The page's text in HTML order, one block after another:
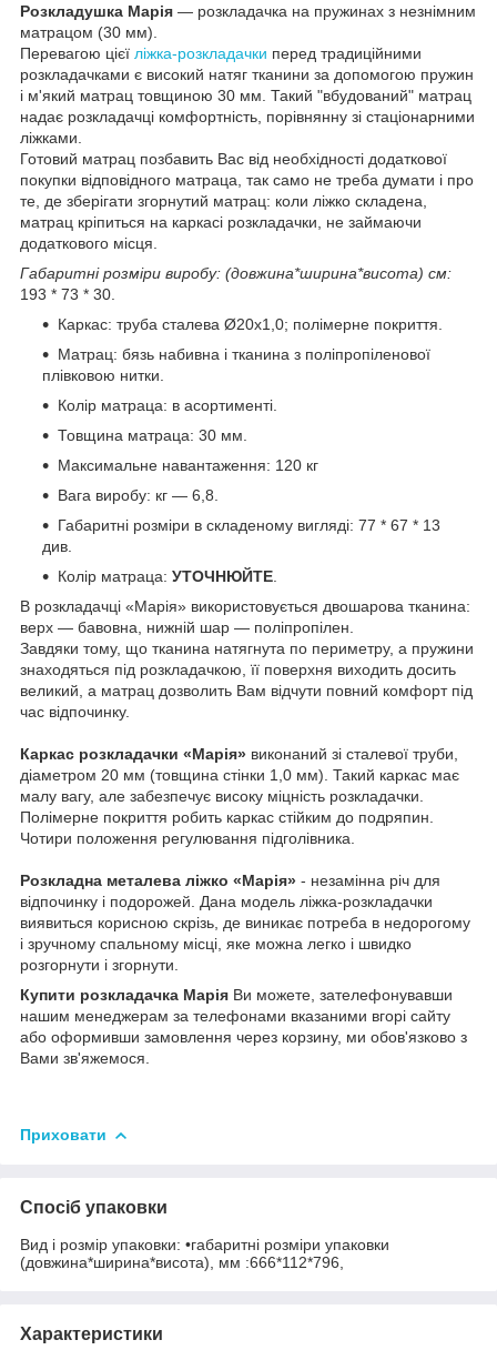
Розкладушка Марія ― розкладачка на пружинах з незнімним
матрацом (30 мм).
Перевагою цієї ліжка-розкладачки перед традиційними
розкладачками є високий натяг тканини за допомогою пружин
і м'який матрац товщиною 30 мм. Такий "вбудований" матрац
надає розкладачці комфортність, порівнянну зі стаціонарними
ліжками.
Готовий матрац позбавить Вас від необхідності додаткової
покупки відповідного матраца, так само не треба думати і про
те, де зберігати згорнутий матрац: коли ліжко складена,
матрац кріпиться на каркасі розкладачки, не займаючи
додаткового місця.
Габаритні розміри виробу: (довжина*ширина*висота) см:
193 * 73 * 30.
Каркас: труба сталева Ø20х1,0; полімерне покриття.
Матрац: бязь набивна і тканина з поліпропіленової
плівковою нитки.
Колір матраца: в асортименті.
Товщина матраца: 30 мм.
Максимальне навантаження: 120 кг
Вага виробу: кг ― 6,8.
Габаритні розміри в складеному вигляді: 77 * 67 * 13
див.
Колір матраца: УТОЧНЮЙТЕ
В розкладачці «Марія» використовується двошарова тканина:
верх ― бавовна, нижній шар ― поліпропілен.
Завдяки тому, що тканина натягнута по периметру, а пружини
знаходяться під розкладачкою, її поверхня виходить досить
великий, а матрац дозволить Вам відчути повний комфорт під
час відпочинку.
Каркас розкладачки «Марія» виконаний зі сталевої труби,
діаметром 20 мм (товщина стінки 1,0 мм). Такий каркас має
малу вагу, але забезпечує високу міцність розкладачки.
Полімерне покриття робить каркас стійким до подряпин.
Чотири положення регулювання підголівника.
Розкладна металева ліжко «Марія» - незамінна річ для
відпочинку і подорожей. Дана модель ліжка-розкладачки
виявиться корисною скрізь, де виникає потреба в недорогому
і зручному спальному місці, яке можна легко і швидко
розгорнути і згорнути.
Купити розкладачка Марія Ви можете, зателефонувавши
нашим менеджерам за телефонами вказаними вгорі сайту
або оформивши замовлення через корзину, ми обов'язково з
Вами зв'яжемося.
Приховати
Спосіб упаковки
Вид і розмір упаковки: •габаритні розміри упаковки
(довжина*ширина*висота), мм :666*112*796,
Характеристики